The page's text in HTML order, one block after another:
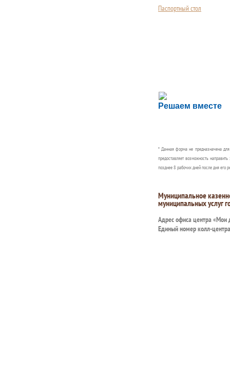
Паспортный стол
Решаем вместе
Сложности с
Сообщите об этом
* Данная форма не предназначена
предоставляет возможность
позднее 8 рабочих дней после дня его
Муниципальное
муниципальных услуг
Адрес офиса центра «Мои
Единый номер колл-